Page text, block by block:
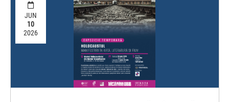
JUN
10
2026